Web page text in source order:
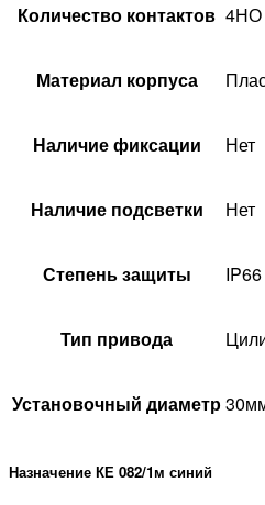
Количество контактов 4НО
Материал корпуса
Наличие фиксации Нет
Наличие подсветки Нет
Степень защиты IP66
Тип привода
Установочный диаметр
Назначение КЕ 082/1м синий